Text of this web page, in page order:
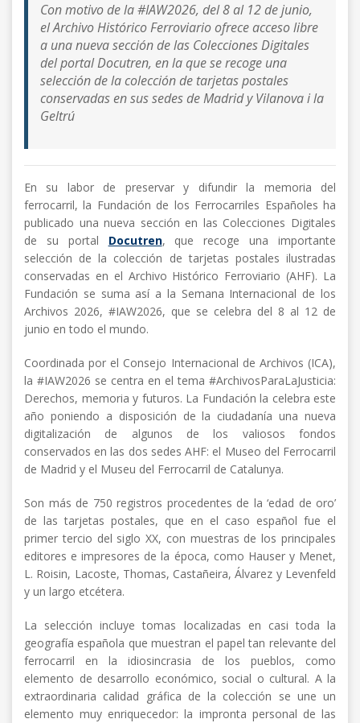
Con motivo de la #IAW2026, del 8 al 12 de junio,
el Archivo Histórico Ferroviario ofrece acceso libre
a una nueva sección de las Colecciones Digitales
del portal Docutren, en la que se recoge una
selección de la colección de tarjetas postales
conservadas en sus sedes de Madrid y Vilanova i la
Geltrú
En su labor de preservar y difundir la memoria del
ferrocarril, la Fundación de los Ferrocarriles Españoles ha
publicado una nueva sección en las Colecciones Digitales
de su portal Docutren, que recoge una importante
selección de la colección de tarjetas postales ilustradas
conservadas en el Archivo Histórico Ferroviario (AHF). La
Fundación se suma así a la Semana Internacional de los
Archivos 2026, #IAW2026, que se celebra del 8 al 12 de
junio en todo el mundo.
Coordinada por el Consejo Internacional de Archivos (ICA),
la #IAW2026 se centra en el tema #ArchivosParaLaJusticia:
Derechos, memoria y futuros. La Fundación la celebra este
año poniendo a disposición de la ciudadanía una nueva
digitalización de algunos de los valiosos fondos
conservados en las dos sedes AHF: el Museo del Ferrocarril
de Madrid y el Museu del Ferrocarril de Catalunya.
Son más de 750 registros procedentes de la ‘edad de oro’
de las tarjetas postales, que en el caso español fue el
primer tercio del siglo XX, con muestras de los principales
editores e impresores de la época, como Hauser y Menet,
L. Roisin, Lacoste, Thomas, Castañeira, Álvarez y Levenfeld
y un largo etcétera.
La selección incluye tomas localizadas en casi toda la
geografía española que muestran el papel tan relevante del
ferrocarril en la idiosincrasia de los pueblos, como
elemento de desarrollo económico, social o cultural. A la
extraordinaria calidad gráfica de la colección se une un
elemento muy enriquecedor: la impronta personal de las